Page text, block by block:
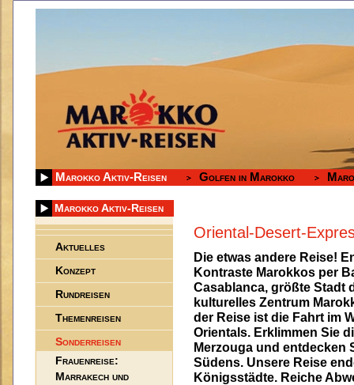
Marokko Aktiv-Reisen Golfen in Marokko
Oriental-Desert-
Die etwas andere Reise!
Kontraste Marokkos per
Casablanca, größte Stadt
kulturelles Zentrum
der Reise ist die Fahrt im
Orientals. Erklimmen Sie
Merzouga und entdecken
Südens. Unsere Reise
Königsstädte. Reiche
Marokko Aktiv-Reisen
Aktuelles
Konzept
Rundreisen
Themenreisen
Sonderreisen
Frauenreise:
Marrakech und